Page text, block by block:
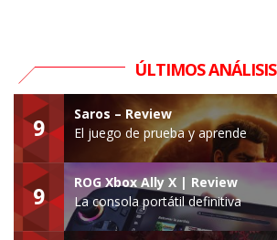
ÚLTIMOS ANÁLISIS
9
Saros – Review
El juego de prueba y aprende
9
ROG Xbox Ally X | Review
La consola portátil definitiva